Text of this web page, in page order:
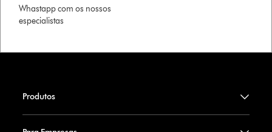
Whastapp com os nossos
especialistas
Produtos